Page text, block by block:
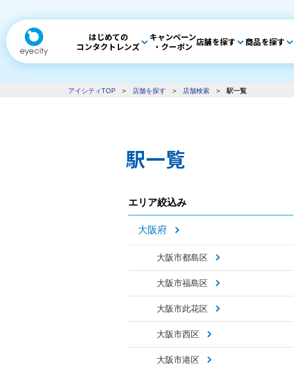
はじめての
コンタクトレンズ
キャンペーン
・クーポン 店舗を探す 商品を探す
アイシティTOP > 店舗を探す > 店舗検索 > 駅一覧
駅一覧
エリア絞込み
大阪府
大阪市都島区
大阪市福島区
大阪市此花区
大阪市西区
大阪市港区